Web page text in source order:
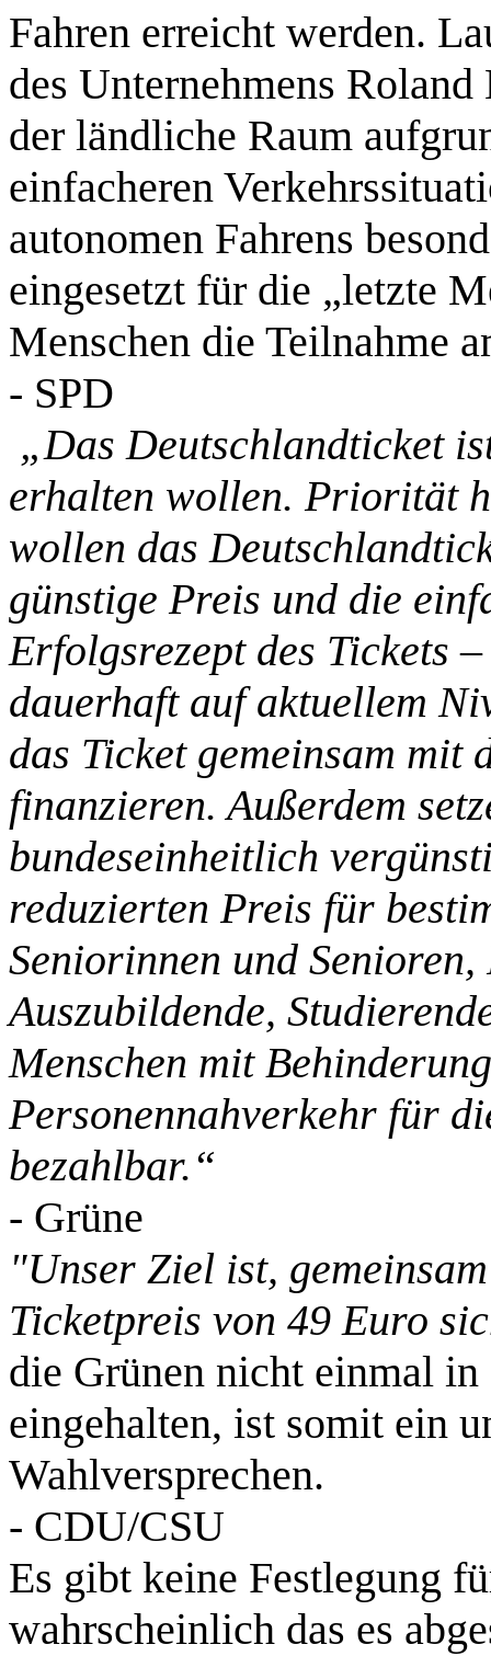
Fahren erreicht werden.
des Unternehmens
der ländliche Raum
einfacheren
autonomen Fahrens
eingesetzt für die „letzte
Menschen die Teilnahme
- SPD
„Das Deutschlandticket
erhalten wollen. Priorität
wollen das
günstige Preis und die
Erfolgsrezept des Tickets
dauerhaft auf aktuellem
das Ticket gemeinsam mit
finanzieren. Außerdem
bundeseinheitlich
reduzierten Preis für
Seniorinnen und
Auszubildende,
Menschen mit
Personennahverkehr für
bezahlbar.“
- Grüne
"Unser Ziel ist,
Ticketpreis von 49 Euro
die Grünen nicht einmal
eingehalten, ist somit ein
Wahlversprechen.
- CDU/CSU
Es gibt keine Festlegung
wahrscheinlich das es